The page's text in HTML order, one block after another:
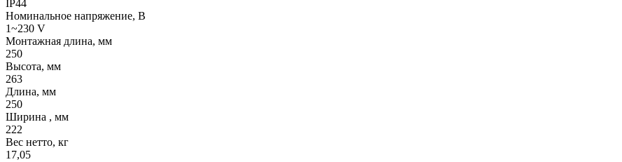
IP44
Номинальное напряжение, В
1~230 V
Монтажная длина, мм
250
Высота, мм
263
Длина, мм
250
Ширина , мм
222
Вес нетто, кг
17,05